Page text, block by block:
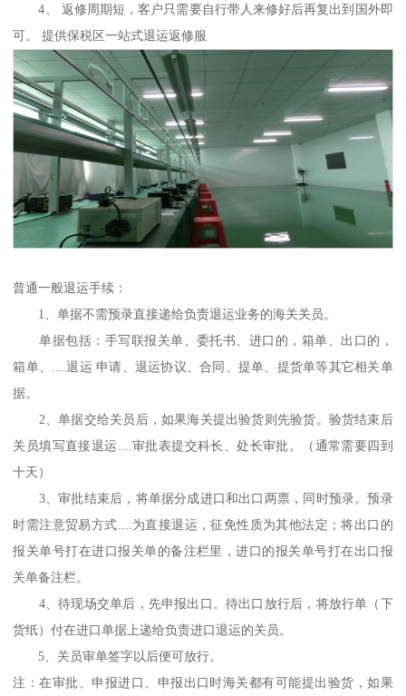
4、 返修周期短，客户只需要自行带人来修好后再复出到国外即
可。 提供保税区一站式退运返修服
普通一般退运手续：
1、单据不需预录直接递给负责退运业务的海关关员。
单据包括：手写联报关单、委托书、进口的，箱单、出口的，
箱单、....退运 申请、退运协议、合同、提单、提货单等其它相关单
据。
2、单据交给关员后，如果海关提出验货则先验货。验货结束后
关员填写直接退运....审批表提交科长、处长审批。（通常需要四到
十天）
3、审批结束后，将单据分成进口和出口两票，同时预录。预录
时需注意贸易方式....为直接退运，征免性质为其他法定；将出口的
报关单号打在进口报关单的备注栏里，进口的报关单号打在出口报
关单备注栏。
4、待现场交单后，先申报出口。待出口放行后，将放行单（下
货纸）付在进口单据上递给负责进口退运的关员。
5、关员审单签字以后便可放行。
注：在审批、申报进口、申报出口时海关都有可能提出验货，如果